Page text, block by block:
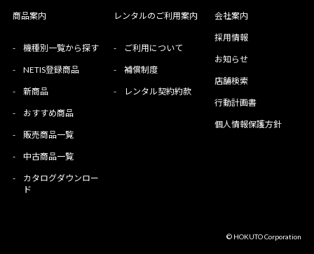
商品案内
- 機種別一覧から探す
- NETIS登録商品
- 新商品
- おすすめ商品
- 販売商品一覧
- 中古商品一覧
-
カタログダウンロー
ド
レンタルのご利用案内
- ご利用について
- 補償制度
- レンタル契約約款
会社案内
採用情報
お知らせ
店舗検索
行動計画書
個人情報保護方針
© HOKUTO Corporation